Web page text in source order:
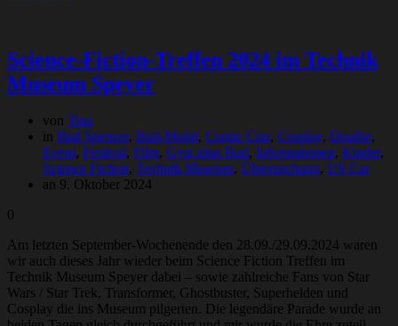
Science-Fiction-Treffen 2024 im Technik
Museum Speyer
von Tina
in Bud Spencer, Bud-Mobil, Comic Con, Cosplay, Double,
Event, Festival, Film, Gysi alias Bud, Informationen, Kinder,
Science Fiction, Technik Museum, Überraschung, US Car
an 9. Oktober 2024
0
Am letzten September-Wochenende den 28.09./29.09.2024 waren
wir auch dieses Jahr wieder beim Science Fiction Treffen im
Technik Museum Speyer dabei – sowie zahlreiche Fans von Star
Wars / Star Trek, Transformer, Ghostbuster, Superhelden und
Cosplay die ins Museum pilgerten. Die legendäre Parade wurde an